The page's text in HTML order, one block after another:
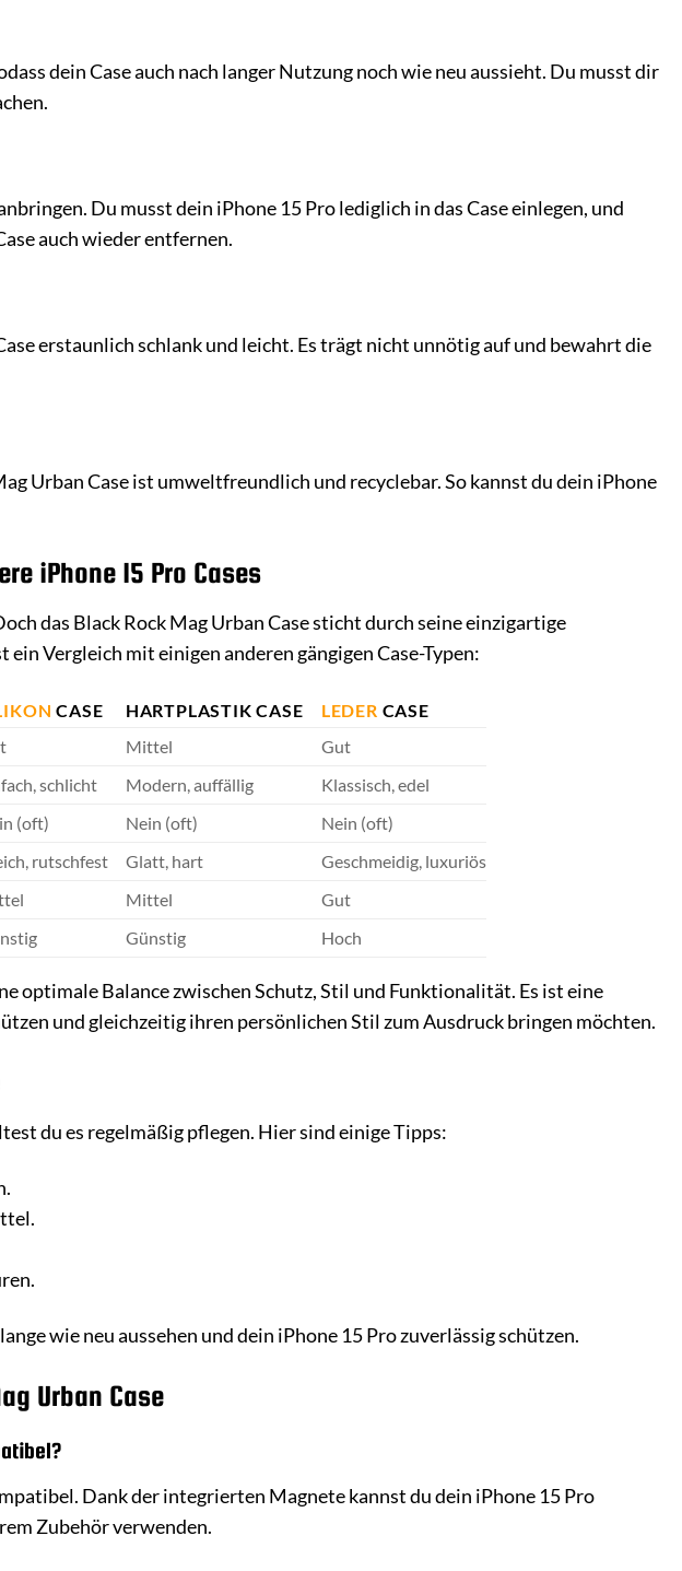
dein Case auch nach langer Nutzung noch wie neu aussieht. Du musst dir
Du musst dein iPhone 15 Pro lediglich in das Case einlegen, und
auch wieder entfernen.
erstaunlich schlank und leicht. Es trägt nicht unnötig auf und bewahrt die
Urban Case ist umweltfreundlich und recyclebar. So kannst du dein iPhone
iPhone 15 Pro Cases
das Black Rock Mag Urban Case sticht durch seine einzigartige
Vergleich mit einigen anderen gängigen Case-Typen:
CASE HARTPLASTIK CASE LEDER CASE
Mittel
Gut
schlicht Modern, auffällig
Klassisch, edel
(oft) Nein (oft)
Nein (oft)
rutschfest Glatt, hart
Geschmeidig, luxuriös
Mittel
Gut
Günstig Hoch
optimale Balance zwischen Schutz, Stil und Funktionalität. Es ist eine
und gleichzeitig ihren persönlichen Stil zum Ausdruck bringen möchten.
du es regelmäßig pflegen. Hier sind einige Tipps:
wie neu aussehen und dein iPhone 15 Pro zuverlässig schützen.
Urban Case
Dank der integrierten Magnete kannst du dein iPhone 15 Pro
Zubehör verwenden.